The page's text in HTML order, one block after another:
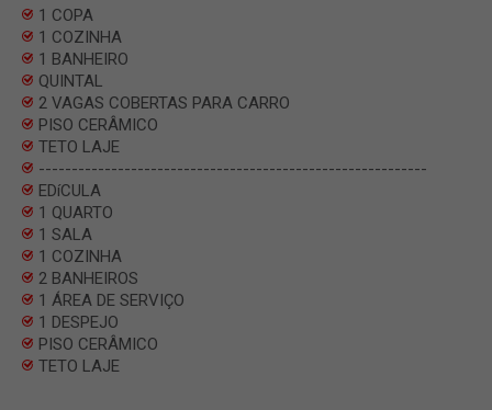
1 COPA
1 COZINHA
1 BANHEIRO
QUINTAL
2 VAGAS COBERTAS PARA CARRO
PISO CERÂMICO
TETO LAJE
-----------------------------------------------------------
EDíCULA
1 QUARTO
1 SALA
1 COZINHA
2 BANHEIROS
1 ÁREA DE SERVIÇO
1 DESPEJO
PISO CERÂMICO
TETO LAJE